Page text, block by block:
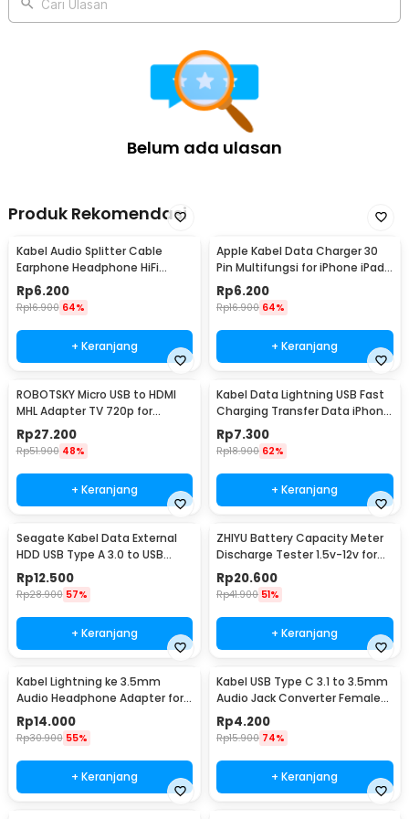
Dirancang untuk mendukung seluruh perangkat Apple dengan port
Type-C, termasuk iPhone 15 Series dan iPhone 16 Series. Kabel
yang stabil dan efisien untuk kebutuhan harian. Cocok digunakan
bersama adaptor Type-C, MacBook, iPad, maupun perangkat Type-
C lainnya dalam satu ekosistem Apple.
Rincian yang Anda dapatkan untuk pembelian produk ini:
Cari Ulasan
Belum ada ulasan
Produk Rekomendasi
Kabel Audio Splitter Cable
Earphone Headphone HiFi
3.5mm to 2x3.5mm - AV115
Rp6.200
Rp16.900 64%
+ Keranjang
Apple Kabel Data Charger 30
Pin Multifungsi for iPhone iPad
iPod 1M - S-IPAD
Rp6.200
Rp16.900 64%
+ Keranjang
ROBOTSKY Micro USB to HDMI
MHL Adapter TV 720p for
Smartphone - S2
Rp27.200
Rp51.900 48%
+ Keranjang
Kabel Data Lightning USB Fast
Charging Transfer Data iPhone
2.4A 1M - S-IP5G
Rp7.300
Rp18.900 62%
+ Keranjang
Seagate Kabel Data External
HDD USB Type A 3.0 to USB
Micro B Cable 50cm - OD5.5
(ORIGINAL)
Rp12.500
Rp28.900 57%
+ Keranjang
ZHIYU Battery Capacity Meter
Discharge Tester 1.5v-12v for
18650 - HW-586
Rp20.600
Rp41.900 51%
+ Keranjang
Kabel Lightning ke 3.5mm
Audio Headphone Adapter for
iPhone - JH-001
Rp14.000
Rp30.900 55%
+ Keranjang
Kabel USB Type C 3.1 to 3.5mm
Audio Jack Converter Female
10.5cm - L41
Rp4.200
Rp15.900 74%
+ Keranjang